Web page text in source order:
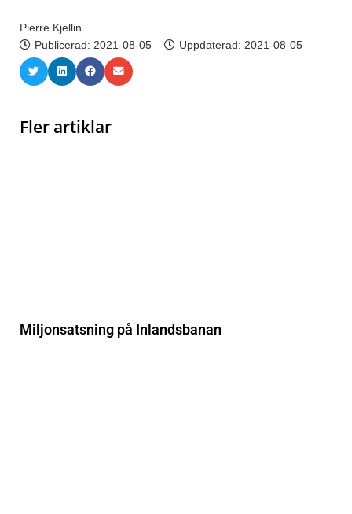
Pierre Kjellin
Publicerad: 2021-08-05 Uppdaterad: 2021-08-05
Fler artiklar
Miljonsatsning på Inlandsbanan